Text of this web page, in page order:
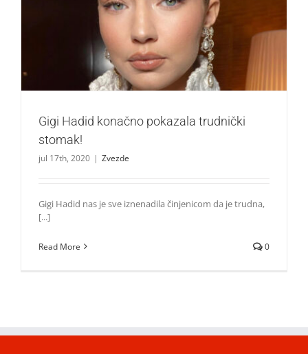
Gigi Hadid konačno pokazala trudnički stomak!
Zvezde
Gigi Hadid konačno pokazala trudnički
stomak!
jul 17th, 2020 | Zvezde
Gigi Hadid nas je sve iznenadila činjenicom da je trudna,
[...]
Read More 0